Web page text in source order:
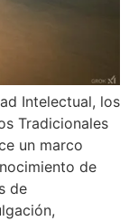
Intelectual, los
Tradicionales
un marco
de
de